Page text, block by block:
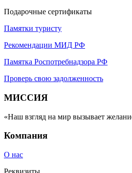
Подарочные сертификаты
Памятки туристу
Рекомендации МИД РФ
Памятка Роспотребнадзора РФ
Проверь свою задолженность
МИССИЯ
«Наш взгляд на мир вызывает
Компания
О нас
Реквизиты